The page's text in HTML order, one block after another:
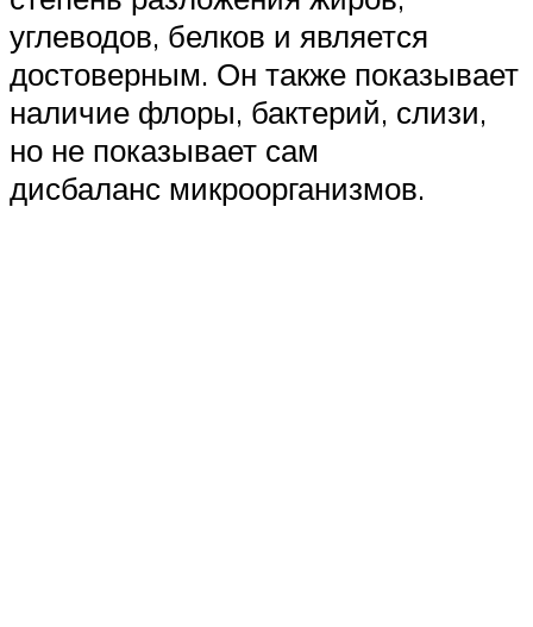
углеводов, белков и является
достоверным. Он также показывает
наличие флоры, бактерий, слизи,
но не показывает сам
дисбаланс микроорганизмов.